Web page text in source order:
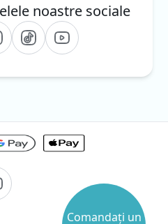
Comandați un
noastre sociale